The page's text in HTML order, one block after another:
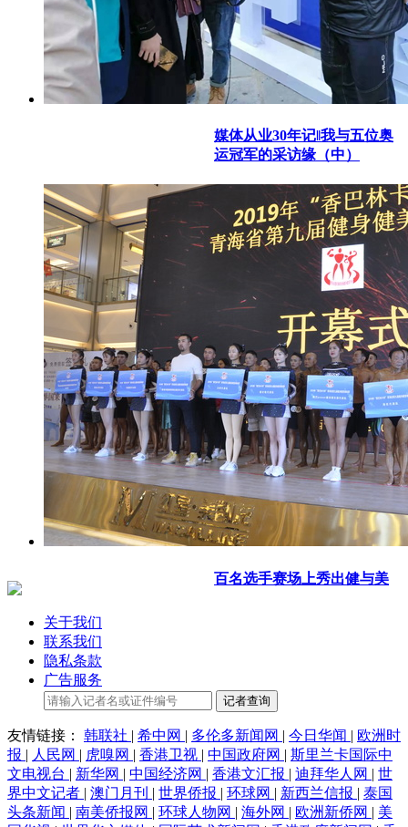
媒体从业30年记‖我与五位奥
运冠军的采访缘（中）
百名选手赛场上秀出健与美
关于我们
联系我们
隐私条款
广告服务
记者查询
友情链接： 韩联社 | 希中网 | 多伦多新闻网 | 今日华闻 | 欧洲时
报 | 人民网 | 虎嗅网 | 香港卫视 | 中国政府网 | 斯里兰卡国际中
文电视台 | 新华网 | 中国经济网 | 香港文汇报 | 迪拜华人网 | 世
界中文记者 | 澳门月刊 | 世界侨报 | 环球网 | 新西兰信报 | 泰国
头条新闻 | 南美侨报网 | 环球人物网 | 海外网 | 欧洲新侨网 | 美